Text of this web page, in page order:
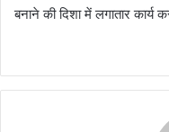
बनाने की दिशा में लगातार कार्य